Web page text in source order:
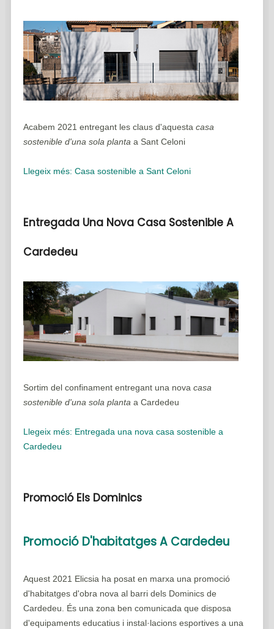
Acabem 2021 entregant les claus d'aquesta casa
sostenible d'una sola planta a Sant Celoni
Llegeix més: Casa sostenible a Sant Celoni
Entregada Una Nova Casa Sostenible A
Cardedeu
Sortim del confinament entregant una nova casa
sostenible d'una sola planta a Cardedeu
Llegeix més: Entregada una nova casa sostenible a
Cardedeu
Promoció Els Dominics
Promoció D'habitatges A Cardedeu
Aquest 2021 Elicsia ha posat en marxa una promoció
d'habitatges d'obra nova al barri dels Dominics de
Cardedeu. És una zona ben comunicada que disposa
d'equipaments educatius i instal·lacions esportives a una